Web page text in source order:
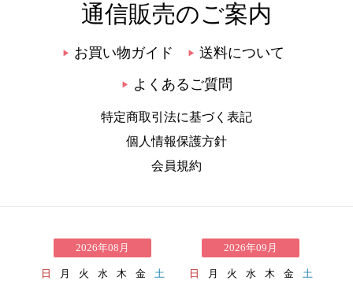
通信販売のご案内
▶ お買い物ガイド ▶ 送料について
▶ よくあるご質問
特定商取引法に基づく表記
個人情報保護方針
会員規約
2026年08月
日 月 火 水 木 金 土
2026年09月
日 月 火 水 木 金 土